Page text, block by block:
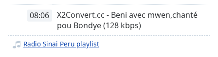
settings
subtitles
08:06
X2Convert.cc - Beni avec mwen,chanté
pou Bondye (128 kbps)
Radio Sinai Peru playlist